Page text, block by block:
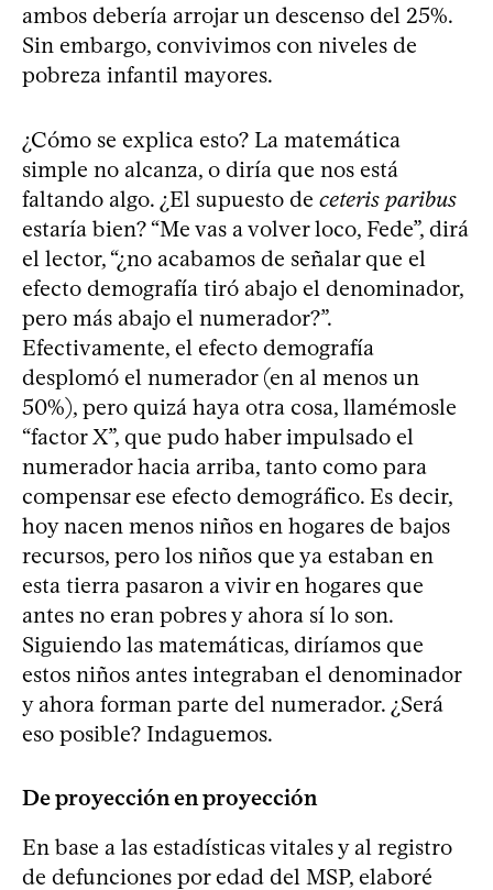
ambos debería arrojar un descenso del 25%.
Sin embargo, convivimos con niveles de
pobreza infantil mayores.
¿Cómo se explica esto? La matemática
simple no alcanza, o diría que nos está
faltando algo. ¿El supuesto de ceteris paribus
estaría bien? “Me vas a volver loco, Fede”, dirá
el lector, “¿no acabamos de señalar que el
efecto demografía tiró abajo el denominador,
pero más abajo el numerador?”.
Efectivamente, el efecto demografía
desplomó el numerador (en al menos un
50%), pero quizá haya otra cosa, llamémosle
“factor X”, que pudo haber impulsado el
numerador hacia arriba, tanto como para
compensar ese efecto demográfico. Es decir,
hoy nacen menos niños en hogares de bajos
recursos, pero los niños que ya estaban en
esta tierra pasaron a vivir en hogares que
antes no eran pobres y ahora sí lo son.
Siguiendo las matemáticas, diríamos que
estos niños antes integraban el denominador
y ahora forman parte del numerador. ¿Será
eso posible? Indaguemos.
De proyección en proyección
En base a las estadísticas vitales y al registro
de defunciones por edad del MSP, elaboré